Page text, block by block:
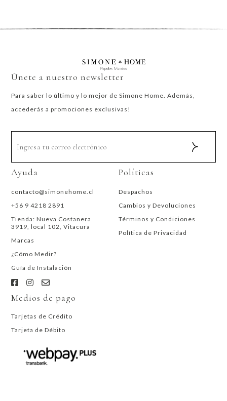
Únete a nuestro newsletter
Para saber lo último y lo mejor de Simone Home. Además,
accederás a promociones exclusivas!
Ayuda
contacto@simonehome.cl
+56 9 4218 2891
Tienda: Nueva Costanera
3919, local 102, Vitacura
Marcas
¿Cómo Medir?
Guía de Instalación
Políticas
Despachos
Cambios y Devoluciones
Términos y Condiciones
Política de Privacidad
Medios de pago
Tarjetas de Crédito
Tarjeta de Débito